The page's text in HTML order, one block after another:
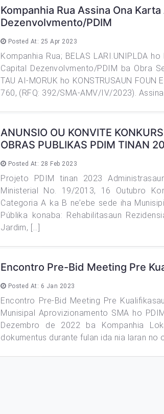
Kompanhia Rua Assina Ona
Dezenvolvmento/PDIM
Posted At: 25 Apr 2023
Kompanhia Rua; BELAS LARI.UNIP.LDA
Capital Dezenvolvmento/PDIM ba Obra
TAU AI-MORUK ho KONSTRUSAUN FOUN
760, (RFQ: 392/SMA-AMV/IV/2023).
ANUNSIO OU KONVITE
OBRAS PUBLIKAS PDIM TINAN
Posted At: 28 Feb 2023
Projeto PDIM tinan 2023
Ministerial No. 19/2013, 16 Outubro
Categoria A ka B ne’ebe sede iha
Públika konaba: Rehabilitasaun
Jardim, […]
Encontro Pre-Bid Meeting Pre
Posted At: 6 Jan 2023
Encontro Pre-Bid Meeting Pre
Munisipal Aprovizionamento SMA ho
Dezembro de 2022 ba Kompanhia
dokumentus durante fulan ida nia laran no